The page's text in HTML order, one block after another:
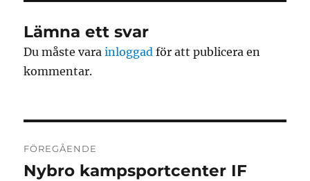
Lämna ett svar
Du måste varainloggad för att publicera en
kommentar.
FÖREGÅENDE
Föregående
Nybro kampsportcenter IF